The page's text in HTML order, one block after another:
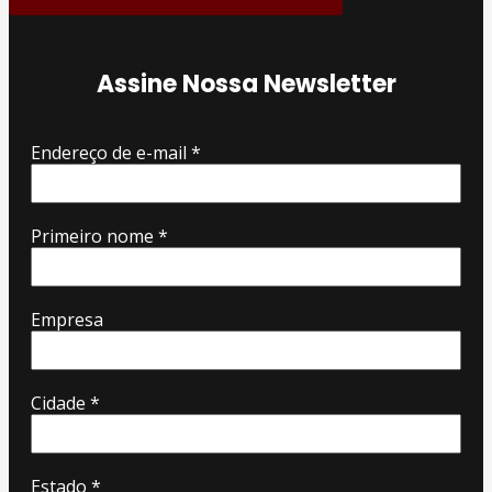
Assine Nossa Newsletter
Endereço de e-mail *
Primeiro nome *
Empresa
Cidade *
Estado *